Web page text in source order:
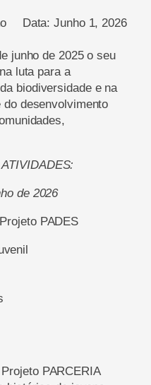
Data:Junho 1, 2026
junho de 2025 o seu
luta para a
biodiversidade e na
desenvolvimento
de 2026
Projeto PADES
rojetoPARCERIA